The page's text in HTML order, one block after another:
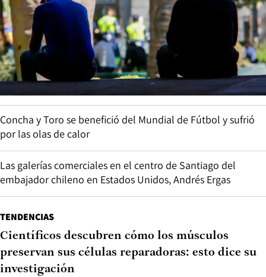
Concha y Toro se benefició del Mundial de Fútbol y sufrió
por las olas de calor
Las galerías comerciales en el centro de Santiago del
embajador chileno en Estados Unidos, Andrés Ergas
TENDENCIAS
Científicos descubren cómo los músculos
preservan sus células reparadoras: esto dice su
investigación